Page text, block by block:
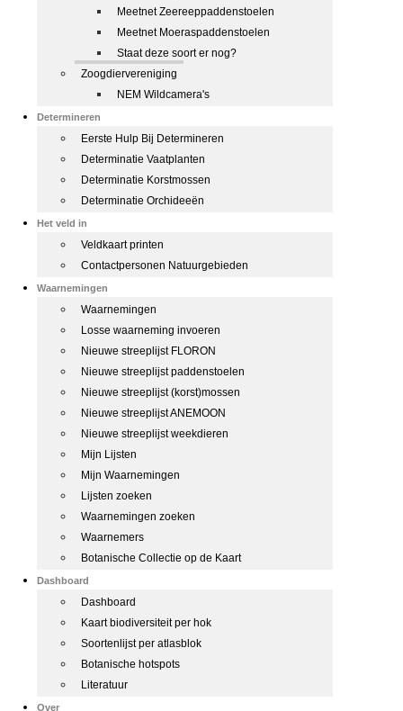
Meetnet Zeereeppaddenstoelen
Meetnet Moeraspaddenstoelen
Staat deze soort er nog?
Zoogdiervereniging
NEM Wildcamera's
Determineren
Eerste Hulp Bij Determineren
Determinatie Vaatplanten
Determinatie Korstmossen
Determinatie Orchideeën
Het veld in
Veldkaart printen
Contactpersonen Natuurgebieden
Waarnemingen
Waarnemingen
Losse waarneming invoeren
Nieuwe streeplijst FLORON
Nieuwe streeplijst paddenstoelen
Nieuwe streeplijst (korst)mossen
Nieuwe streeplijst ANEMOON
Nieuwe streeplijst weekdieren
Mijn Lijsten
Mijn Waarnemingen
Lijsten zoeken
Waarnemingen zoeken
Waarnemers
Botanische Collectie op de Kaart
Dashboard
Dashboard
Kaart biodiversiteit per hok
Soortenlijst per atlasblok
Botanische hotspots
Literatuur
Over